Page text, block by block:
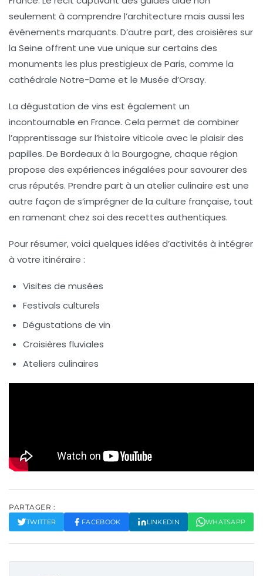
seulement à comprendre l’architecture mais aussi les
événements marquants. D’autre part, des croisières sur
la Seine offrent une vue unique sur certains des
monuments les plus prestigieux de Paris, comme la
cathédrale Notre-Dame et le Musée d’Orsay.
La dégustation de vins est également un
incontournable en France. Cela permet de combiner
l’apprentissage sur l’histoire viticole avec le plaisir des
papilles. De Bordeaux à la Bourgogne, chaque région
propose des expériences inégalées pour savourer des
crus réputés. Prendre part à un atelier culinaire est une
autre façon de s’imprégner de la culture française, tout
en ramenant chez soi des recettes authentiques.
Pour résumer, voici quelques idées d’activités à intégrer
à votre itinéraire :
Visites de musées
Festivals culturels
Dégustations de vin
Croisières fluviales
Ateliers culinaires
PARTAGER :
TWITTER FACEBOOK LINKEDIN WHATSAPP